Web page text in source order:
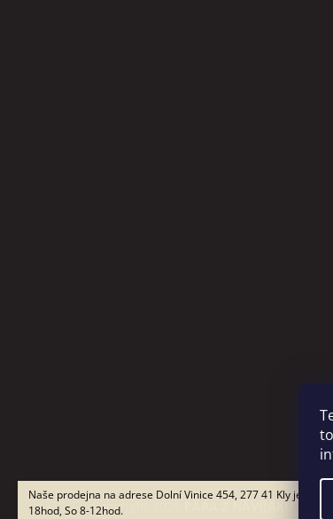
Naše prodejna na adrese Dolní Vinice 454, 277 41 Kly je
18hod, So 8-12hod.Copyright 2026 PÁRA Z NAVIJÁKU -